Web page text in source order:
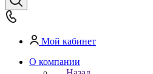
Мой кабинет
О компании